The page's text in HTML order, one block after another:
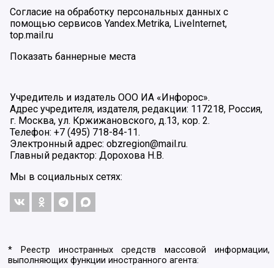
Согласие на обработку персональных данных с
помощью сервисов Yandex.Metrika, LiveInternet,
top.mail.ru
Показать баннерные места
Учредитель и издатель ООО ИА «Инфорос».
Адрес учредителя, издателя, редакции: 117218, Россия,
г. Москва, ул. Кржижановского, д.13, кор. 2.
Телефон: +7 (495) 718-84-11.
Электронный адрес: obzregion@mail.ru.
Главный редактор: Дорохова Н.В.
Мы в социальных сетях:
* Реестр иностранных средств массовой информации,
выполняющих функции иностранного агента: